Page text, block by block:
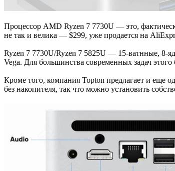
Процессор AMD Ryzen 7 7730U — это,
не так и велика — $299, уже продается на
Ryzen 7 7730U/Ryzen 7 5825U — 15-ватнные, 8-
Vega. Для большинства современных задач этого
Кроме того, компания Topton предлагает и еще
без накопителя, так что можно установить